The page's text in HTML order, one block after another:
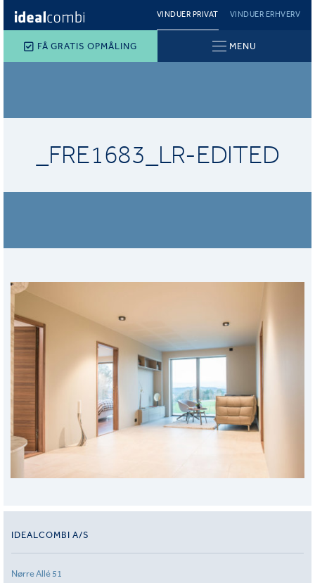
VINDUER PRIVAT VINDUER ERHVERV
FÅ GRATIS OPMÅLING MENU
_FRE1683_LR-EDITED
IDEALCOMBI A/S
Nørre Allé 51